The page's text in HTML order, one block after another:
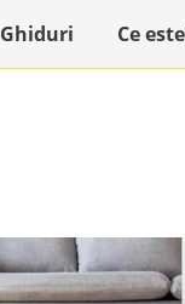
Ghiduri Ce